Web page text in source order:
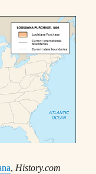
, History.com